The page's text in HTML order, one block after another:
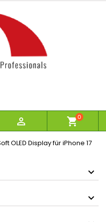
 shopping_cart0
OLED Display für iPhone 17
um Artikel Ihrer